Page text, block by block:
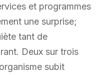
et programmes
une surprise;
tant de
Deux sur trois
subit